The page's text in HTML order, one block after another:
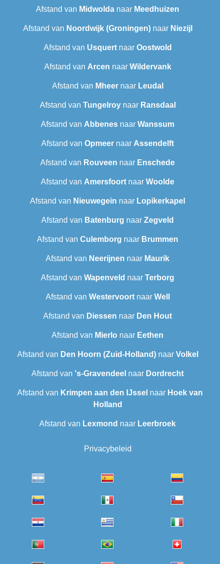
Afstand van Midwolda naar Meedhuizen
Afstand van Noordwijk (Groningen)naar Niezijl
Afstand van Usquertnaar Oostwold
Afstand van Arcen naar Wildervank
Afstand van Mheernaar Leudal‎
Afstand van Tungelroynaar Ransdaal
Afstand van Abbenes naar Wanssum
Afstand van Opmeer naar Assendelft
Afstand van Rouveen naar Enschede
Afstand van Amersfoort naar Woolde
Afstand van Nieuwegein naar Lopikerkapel
Afstand van Batenburg naar Zegveld
Afstand van Culemborg naar Brummen
Afstand van Neerijnen naar Maurik
Afstand van Wapenveld naar Terborg
Afstand van Westervoortnaar Well
Afstand van Diessen naar Den Hout
Afstand van Mierlo naar Eethen
Afstand van Den Hoorn (Zuid-Holland)naar Volkel
Afstand van 's-Gravendeel naar Dordrecht
Afstand van Krimpen aan den IJssel naar Hoek van
Holland
Afstand van Lexmond naar Leerbroek
Privacybeleid